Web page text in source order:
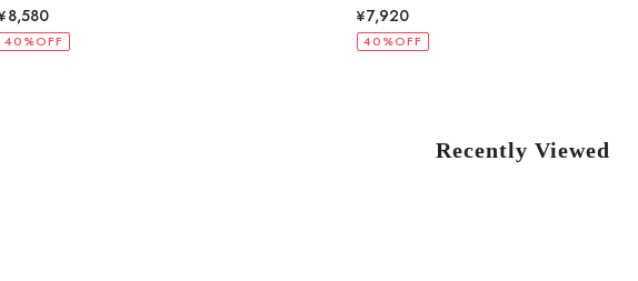
¥7,920
40%OFF
¥6,600
40%OFF
Recently Viewed